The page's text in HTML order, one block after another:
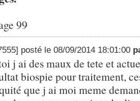
99
posté le 08/09/2014 18:01:00
j ai des maux de tete et
biospie pour traitement,
que j ai moi meme